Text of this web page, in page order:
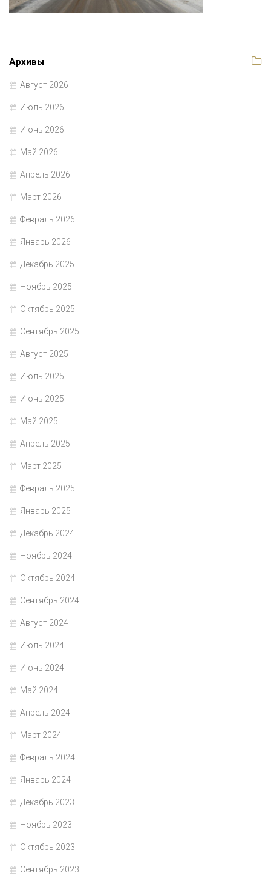
Архивы
Август 2026
Июль 2026
Июнь 2026
Май 2026
Апрель 2026
Март 2026
Февраль 2026
Январь 2026
Декабрь 2025
Ноябрь 2025
Октябрь 2025
Сентябрь 2025
Август 2025
Июль 2025
Июнь 2025
Май 2025
Апрель 2025
Март 2025
Февраль 2025
Январь 2025
Декабрь 2024
Ноябрь 2024
Октябрь 2024
Сентябрь 2024
Август 2024
Июль 2024
Июнь 2024
Май 2024
Апрель 2024
Март 2024
Февраль 2024
Январь 2024
Декабрь 2023
Ноябрь 2023
Октябрь 2023
Сентябрь 2023